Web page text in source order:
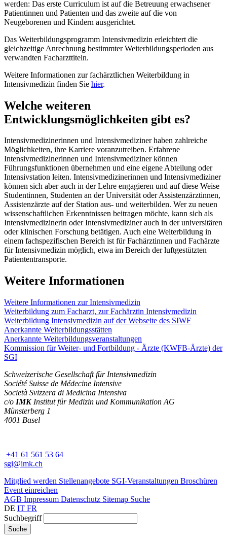
werden: Das erste Curriculum ist auf die Betreuung erwachsener
Patientinnen und Patienten und das zweite auf die von
Neugeborenen und Kindern ausgerichtet.
Das Weiterbildungsprogramm Intensivmedizin erleichtert die
gleichzeitige Anrechnung bestimmter Weiterbildungsperioden aus
verwandten Facharzttiteln.
Weitere Informationen zur fachärztlichen Weiterbildung in
Intensivmedizin finden Sie hier.
Welche weiteren
Entwicklungsmöglichkeiten gibt es?
Intensivmedizinerinnen und Intensivmediziner haben zahlreiche
Möglichkeiten, ihre Karriere voranzutreiben. Erfahrene
Intensivmedizinerinnen und Intensivmediziner können
Führungsfunktionen übernehmen und eine eigene Abteilung oder
Intensivstation leiten. Intensivmedizinerinnen und Intensivmediziner
können sich aber auch in der Lehre engagieren und auf diese Weise
Studentinnen, Studenten an der Universität oder Assistenzärztinnen,
Assistenzärzte auf der Station aus- und weiterbilden. Wer zu neuen
wissenschaftlichen Erkenntnissen beitragen möchte, kann sich als
Intensivmedizinerin oder Intensivmediziner auch in der universitären
oder klinischen Forschung betätigen. Auch eine Weiterbildung in
einem fachspezifischen Bereich ist für Fachärztinnen und Fachärzte
für Intensivmedizin möglich, etwa im Bereich der luftgestützten
Patiententransporte.
Weitere Informationen
Weitere Informationen zur Intensivmedizin
Weiterbildung zum Facharzt, zur Fachärztin Intensivmedizin
Weiterbildung Intensivmedizin auf der Webseite des SIWF
Anerkannte Weiterbildungsstätten
Anerkannte Weiterbildungsveranstaltungen
Kommission für Weiter- und Fortbildung - Ärzte (KWFB-Ärzte) der
SGI
Schweizerische Gesellschaft für Intensivmedizin
Société Suisse de Médecine Intensive
Società Svizzera di Medicina Intensiva
c/o IMKInstitut für Medizin und Kommunikation AG
Münsterberg 1
4001 Basel
+41 61 561 53 64
sgi@imk.ch
Mitglied werden Stellenangebote SGI-Veranstaltungen Broschüren
Event einreichen
AGB Impressum Datenschutz Sitemap Suche
DE IT FR
Suchbegriff